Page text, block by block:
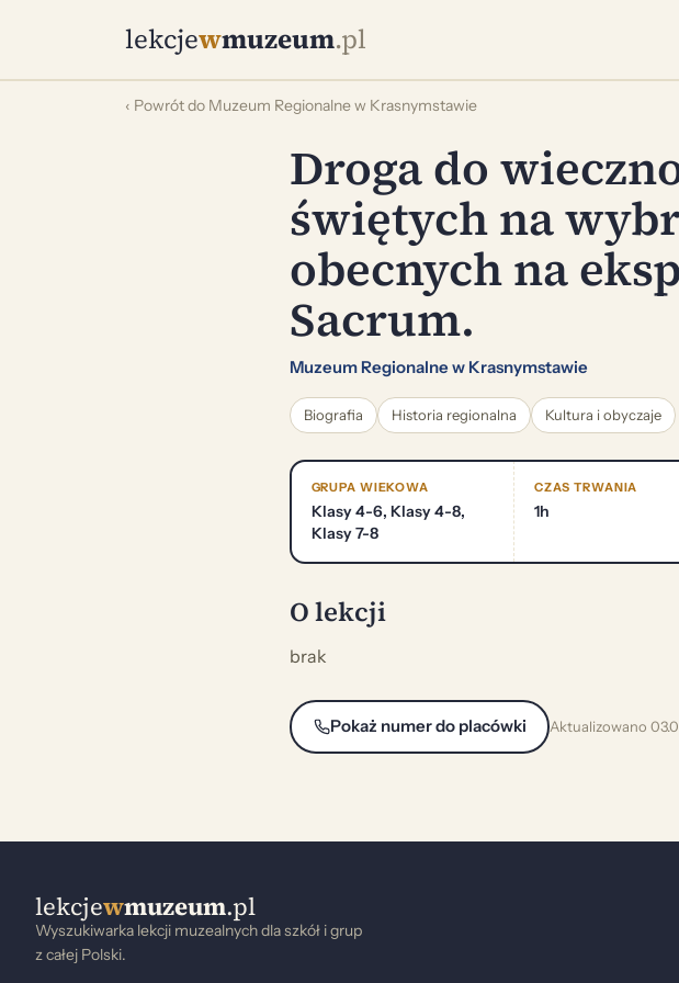
lekcjewmuzeum.pl
‹ Powrót do Muzeum Regionalne w Krasnymstawie
Droga do
świętych na
obecnych na
Sacrum.
Muzeum Regionalne w Krasnymstawie
Biografia Historia regionalna Kultura i obyczaje
GRUPA WIEKOWA
Klasy 4-6, Klasy 4-8,
Klasy 7-8
CZAS TRWANIA
1h
O lekcji
brak
Pokaż numer do placówki Aktualizowano
lekcjewmuzeum.pl
Wyszukiwarka lekcji muzealnych dla szkół i grup
z całej Polski.